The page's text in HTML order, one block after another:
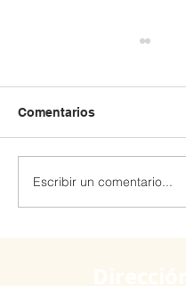
Extraescolar
hockey línea 🏒🛼
Comentarios
Escribir un comentario...